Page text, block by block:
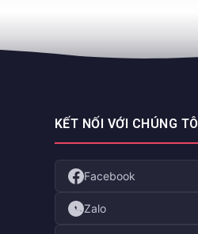
KẾT NỐI VỚI CHÚNG TÔI
Facebook
Zalo